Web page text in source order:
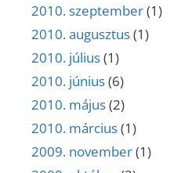
2010. szeptember(1)
2010. augusztus(1)
2010. július(1)
2010. június(6)
2010. május(2)
2010. március(1)
2009. november(1)